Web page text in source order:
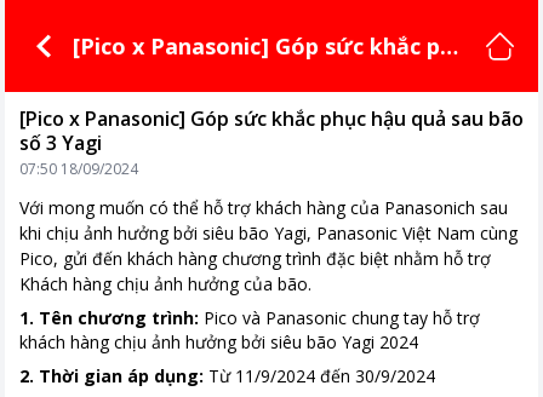
[Pico x Panasonic] Góp sức khắc phụ
[Pico x Panasonic] Góp sức khắc phục hậu quả sau bão
số 3 Yagi
07:50 18/09/2024
Với mong muốn có thể hỗ trợ khách hàng của Panasonich sau
khi chịu ảnh hưởng bởi siêu bão Yagi, Panasonic Việt Nam cùng
Pico, gửi đến khách hàng chương trình đặc biệt nhằm hỗ trợ
Khách hàng chịu ảnh hưởng của bão.
1. Tên chương trình: Pico và Panasonic chung tay hỗ trợ
khách hàng chịu ảnh hưởng bởi siêu bão Yagi 2024
2. Thời gian áp dụng: Từ 11/9/2024 đến 30/9/2024